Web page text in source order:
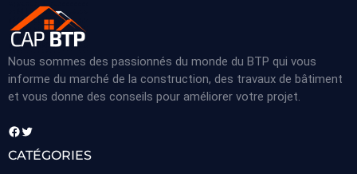
Nous sommes des passionnés du monde du BTP qui vous
informe du marché de la construction, des travaux de bâtiment
et vous donne des conseils pour améliorer votre projet.
Facebook Twitter
CATÉGORIES